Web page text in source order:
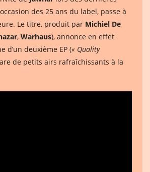
des 25 ans du label, passe à
Le titre, produit par Michiel De
, Warhaus), annonce en effet
d’un deuxième EP (« Quality
de petits airs rafraîchissants à la